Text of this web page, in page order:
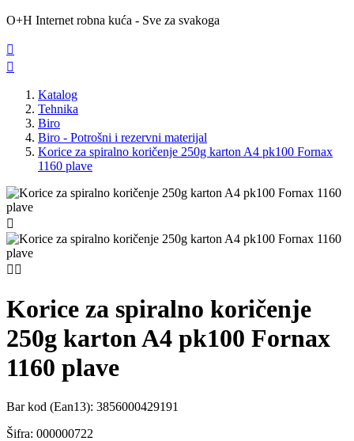
O+H Internet robna kuća - Sve za svakoga


Katalog
Tehnika
Biro
Biro - Potrošni i rezervni materijal
Korice za spiralno koričenje 250g karton A4 pk100 Fornax
1160 plave

 
Korice za spiralno koričenje
250g karton A4 pk100 Fornax
1160 plave
Bar kod (Ean13): 3856000429191
Šifra: 000000722